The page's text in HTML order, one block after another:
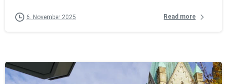
6. November 2025 Read more